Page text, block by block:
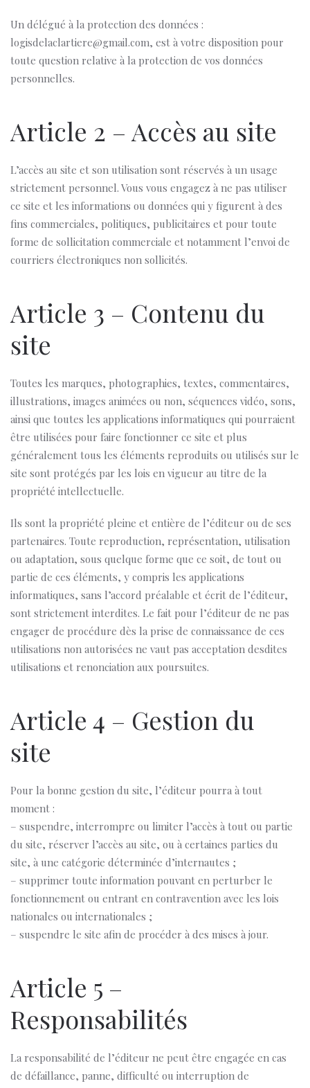
Un délégué à la protection des données :
logisdelaclartiere@gmail.com, est à votre disposition pour
toute question relative à la protection de vos données
personnelles.
Article 2 – Accès au site
L’accès au site et son utilisation sont réservés à un usage
strictement personnel. Vous vous engagez à ne pas utiliser
ce site et les informations ou données qui y figurent à des
fins commerciales, politiques, publicitaires et pour toute
forme de sollicitation commerciale et notamment l’envoi de
courriers électroniques non sollicités.
Article 3 – Contenu du
site
Toutes les marques, photographies, textes, commentaires,
illustrations, images animées ou non, séquences vidéo, sons,
ainsi que toutes les applications informatiques qui pourraient
être utilisées pour faire fonctionner ce site et plus
généralement tous les éléments reproduits ou utilisés sur le
site sont protégés par les lois en vigueur au titre de la
propriété intellectuelle.
Ils sont la propriété pleine et entière de l’éditeur ou de ses
partenaires. Toute reproduction, représentation, utilisation
ou adaptation, sous quelque forme que ce soit, de tout ou
partie de ces éléments, y compris les applications
informatiques, sans l’accord préalable et écrit de l’éditeur,
sont strictement interdites. Le fait pour l’éditeur de ne pas
engager de procédure dès la prise de connaissance de ces
utilisations non autorisées ne vaut pas acceptation desdites
utilisations et renonciation aux poursuites.
Article 4 – Gestion du
site
Pour la bonne gestion du site, l’éditeur pourra à tout
moment :
– suspendre, interrompre ou limiter l’accès à tout ou partie
du site, réserver l’accès au site, ou à certaines parties du
site, à une catégorie déterminée d’internautes ;
– supprimer toute information pouvant en perturber le
fonctionnement ou entrant en contravention avec les lois
nationales ou internationales ;
– suspendre le site afin de procéder à des mises à jour.
Article 5 –
Responsabilités
La responsabilité de l’éditeur ne peut être engagée en cas
de défaillance, panne, difficulté ou interruption de